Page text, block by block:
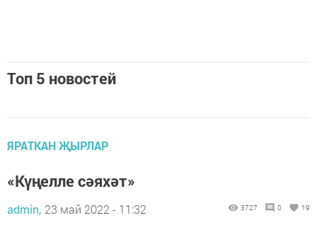
Топ 5 новостей
ЯРАТКАН ҖЫРЛАР
«Күңелле сәяхәт»
admin, 23 май 2022 - 11:32 3727 0 19